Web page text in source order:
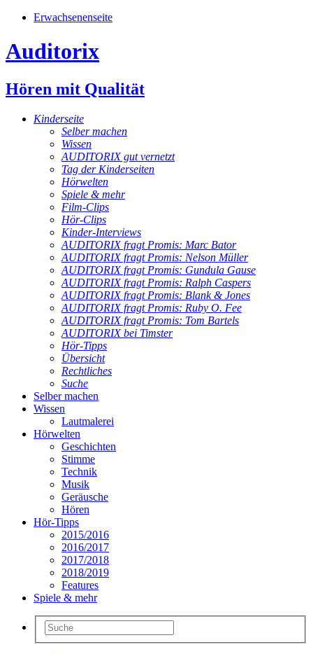
Erwachsenenseite
Auditorix
Hören mit Qualität
Kinderseite
Selber machen
Wissen
AUDITORIX gut vernetzt
Tag der Kinderseiten
Hörwelten
Spiele & mehr
Film-Clips
Hör-Clips
Kinder-Interviews
AUDITORIX fragt Promis: Marc Bator
AUDITORIX fragt Promis: Nelson Müller
AUDITORIX fragt Promis: Gundula Gause
AUDITORIX fragt Promis: Ralph Caspers
AUDITORIX fragt Promis: Blank & Jones
AUDITORIX fragt Promis: Ruby O. Fee
AUDITORIX fragt Promis: Tom Bartels
AUDITORIX bei Timster
Hör-Tipps
Übersicht
Rechtliches
Suche
Selber machen
Wissen
Lautmalerei
Hörwelten
Geschichten
Stimme
Technik
Musik
Geräusche
Hören
Hör-Tipps
2015/2016
2016/2017
2017/2018
2018/2019
Features
Spiele & mehr